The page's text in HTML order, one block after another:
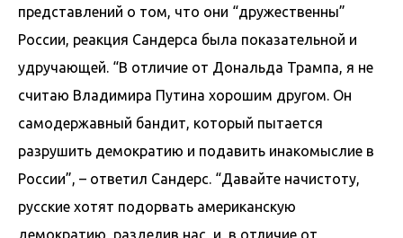
представлений о том, что они “дружественны”
России, реакция Сандерса была показательной и
удручающей. “В отличие от Дональда Трампа, я не
считаю Владимира Путина хорошим другом. Он
самодержавный бандит, который пытается
разрушить демократию и подавить инакомыслие в
России”, – ответил Сандерс. “Давайте начистоту,
русские хотят подорвать американскую
демократию, разделив нас, и, в отличие от